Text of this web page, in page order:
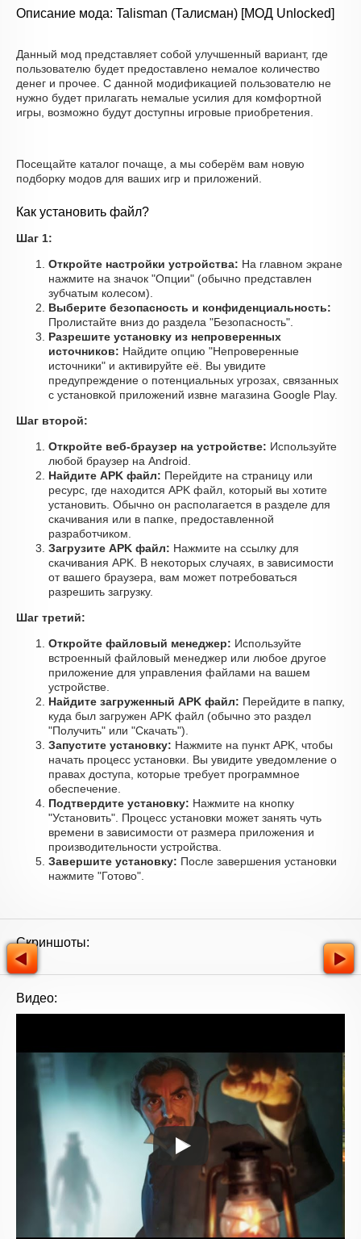
Описание мода: Talisman (Талисман) [МОД Unlocked]
Данный мод представляет собой улучшенный вариант, где
пользователю будет предоставлено немалое количество
денег и прочее. С данной модификацией пользователю не
нужно будет прилагать немалые усилия для комфортной
игры, возможно будут доступны игровые приобретения.
Посещайте каталог почаще, а мы соберём вам новую
подборку модов для ваших игр и приложений.
Как установить файл?
Шаг 1:
Откройте настройки устройства: На главном экране
нажмите на значок "Опции" (обычно представлен
зубчатым колесом).
Выберите безопасность и конфиденциальность:
Пролистайте вниз до раздела "Безопасность".
Разрешите установку из непроверенных
источников: Найдите опцию "Непроверенные
источники" и активируйте её. Вы увидите
предупреждение о потенциальных угрозах, связанных
с установкой приложений извне магазина Google Play.
Шаг второй:
Откройте веб-браузер на устройстве: Используйте
любой браузер на Android.
Найдите APK файл: Перейдите на страницу или
ресурс, где находится APK файл, который вы хотите
установить. Обычно он располагается в разделе для
скачивания или в папке, предоставленной
разработчиком.
Загрузите APK файл: Нажмите на ссылку для
скачивания APK. В некоторых случаях, в зависимости
от вашего браузера, вам может потребоваться
разрешить загрузку.
Шаг третий:
Откройте файловый менеджер: Используйте
встроенный файловый менеджер или любое другое
приложение для управления файлами на вашем
устройстве.
Найдите загруженный APK файл: Перейдите в папку,
куда был загружен APK файл (обычно это раздел
"Получить" или "Скачать").
Запустите установку: Нажмите на пункт APK, чтобы
начать процесс установки. Вы увидите уведомление о
правах доступа, которые требует программное
обеспечение.
Подтвердите установку: Нажмите на кнопку
"Установить". Процесс установки может занять чуть
времени в зависимости от размера приложения и
производительности устройства.
Завершите установку: После завершения установки
нажмите "Готово".
Скриншоты:
Видео: